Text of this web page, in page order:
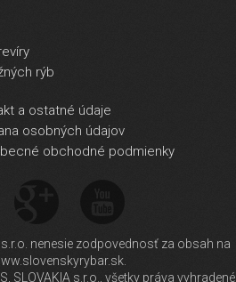
rýb
a ostatné údaje
osobných údajov
obchodné podmienky
s.r.o. nenesie zodpovednosť za obsah na
SLOVAKIA s.r.o., všetky práva vyhradené